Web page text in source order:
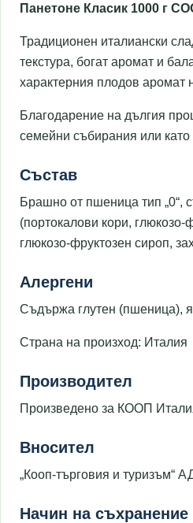
Панетоне Класик 1000 г
Традиционен италиански
текстура, богат аромат и
характерния плодов аромат
Благодарение на дългия
семейни събирания или
Състав
Брашно от пшеница тип „0“,
(портокалови кори,
глюкозо-фруктозен сироп,
Алергени
Съдържа глутен (пшеница),
Страна на произход: Италия
Производител
Произведено за КООП
Вносител
„Кооп-търговия и туризъм“
Начин на съхранение